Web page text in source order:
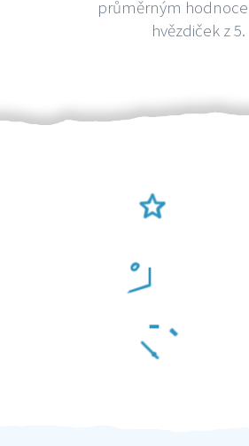
průměrným
hvězdiček z 5.